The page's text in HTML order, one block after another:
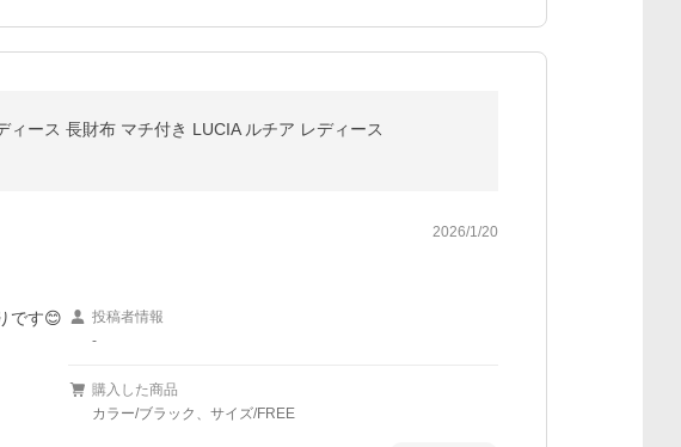
ース 長財布 マチ付き LUCIA ルチア レディース
2026/1/20
です😊
投稿者情報
-
購入した商品
カラー/ブラック、サイズ/FREE